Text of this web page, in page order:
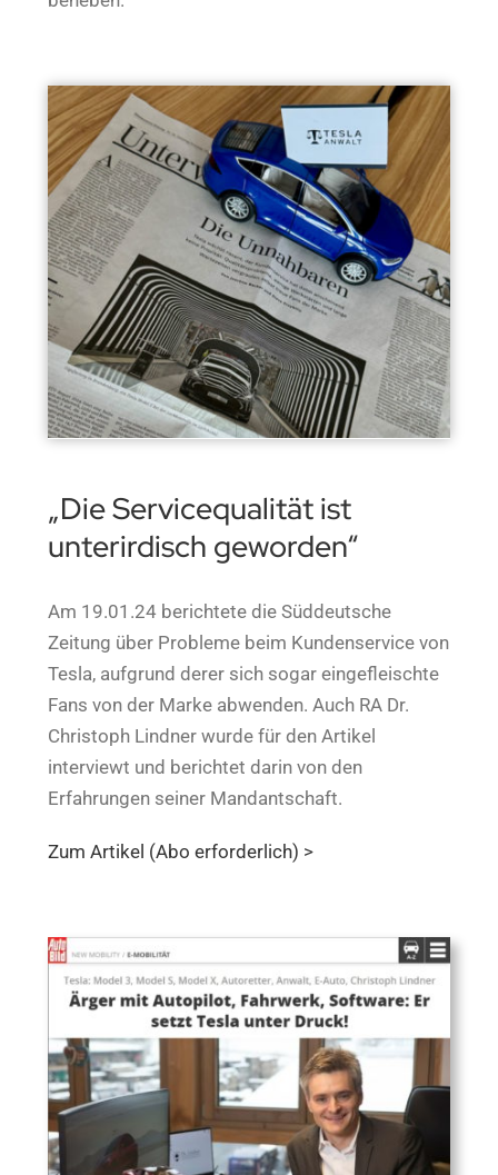
„Die Servicequalität ist
unterirdisch geworden“
Am 19.01.24 berichtete die Süddeutsche
Zeitung über Probleme beim Kundenservice von
Tesla, aufgrund derer sich sogar eingefleischte
Fans von der Marke abwenden. Auch RA Dr.
Christoph Lindner wurde für den Artikel
interviewt und berichtet darin von den
Erfahrungen seiner Mandantschaft.
Zum Artikel (Abo erforderlich) >